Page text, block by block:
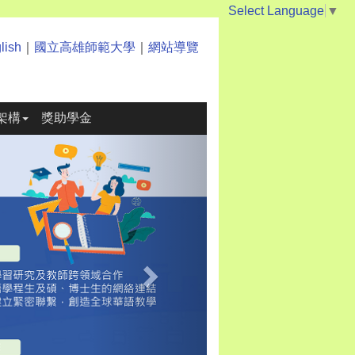
Select Language ▼
國立高雄師範大學 網站導覽
構 獎助學金